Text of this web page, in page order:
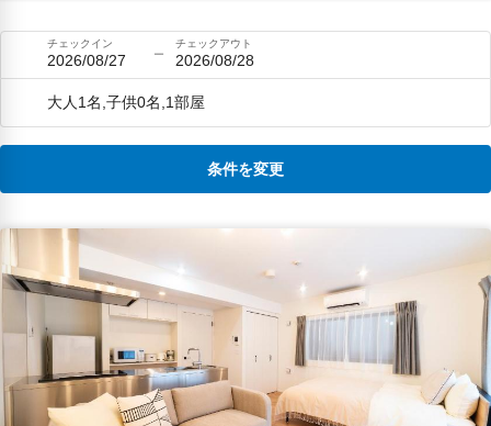
チェックイン
2026/08/27
チェックアウト
2026/08/28
大人1名,子供0名,1部屋
条件を変更